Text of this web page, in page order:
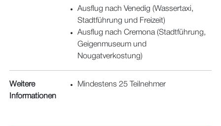
Ausflug nach Venedig (Wassertaxi,
Stadtführung und Freizeit)
Ausflug nach Cremona (Stadtführung,
Geigenmuseum und
Nougatverkostung)
Weitere
Informationen
Mindestens 25 Teilnehmer